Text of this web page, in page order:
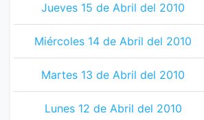
Jueves 15 de Abril del 2010
Miércoles 14 de Abril del 2010
Martes 13 de Abril del 2010
Lunes 12 de Abril del 2010